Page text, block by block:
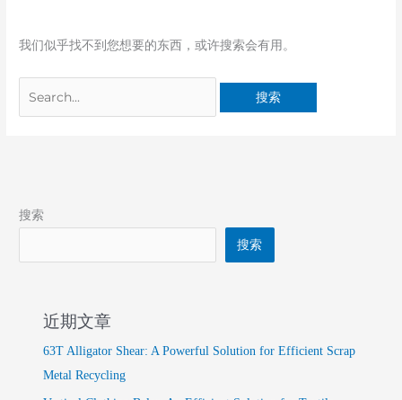
我们似乎找不到您想要的东西，或许搜索会有用。
搜索
搜索
近期文章
63T Alligator Shear: A Powerful Solution for Efficient Scrap
Metal Recycling